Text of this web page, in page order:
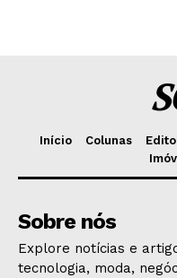
Início Colunas
Sobre nós
Explore notícias e
tecnologia, moda,